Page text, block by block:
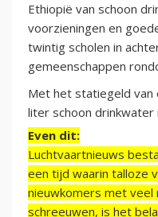
Ethiopië van schoon
voorzieningen en
twintig scholen in
gemeenschappen
Met het statiegeld van
liter schoon drinkwater
Even dit:
Luchtvaartnieuws
een tijd waarin talloze
nieuwkomers met veel
schreeuwen, is het